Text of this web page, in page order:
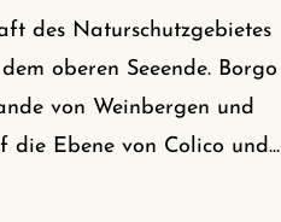
des Naturschutzgebietes
oberen Seeende. Borgo
von Weinbergen und
die Ebene von Colico und...